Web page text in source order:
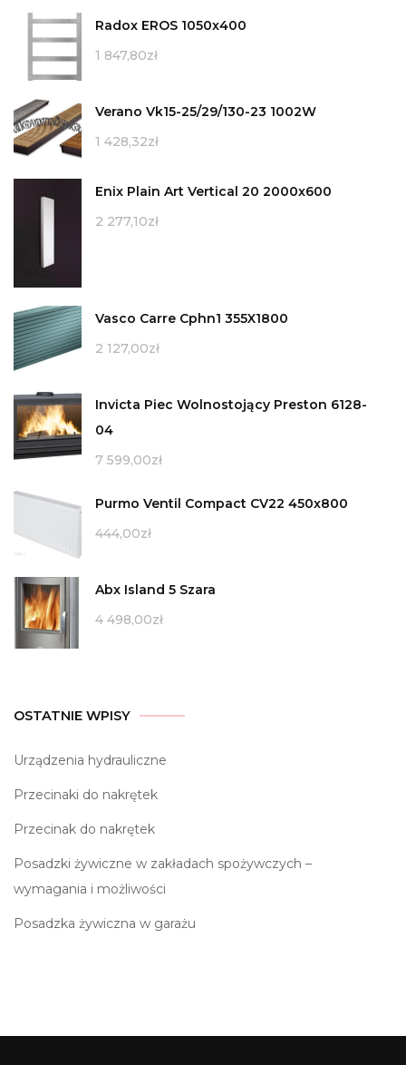
Radox EROS 1050x400
1 847,80zł
Verano Vk15-25/29/130-23 1002W
1 428,32zł
Enix Plain Art Vertical 20 2000x600
2 277,10zł
Vasco Carre Cphn1 355X1800
2 127,00zł
Invicta Piec Wolnostojący Preston 6128-
04
7 599,00zł
Purmo Ventil Compact CV22 450x800
444,00zł
Abx Island 5 Szara
4 498,00zł
OSTATNIE WPISY
Urządzenia hydrauliczne
Przecinaki do nakrętek
Przecinak do nakrętek
Posadzki żywiczne w zakładach spożywczych –
wymagania i możliwości
Posadzka żywiczna w garażu